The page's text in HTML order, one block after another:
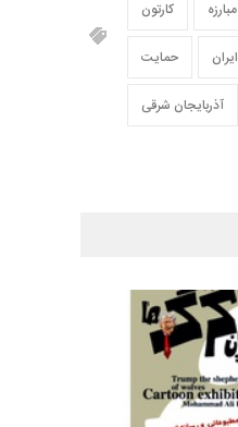
کارتون مبارزه
حمایت ایران
آذربایجان شرقی